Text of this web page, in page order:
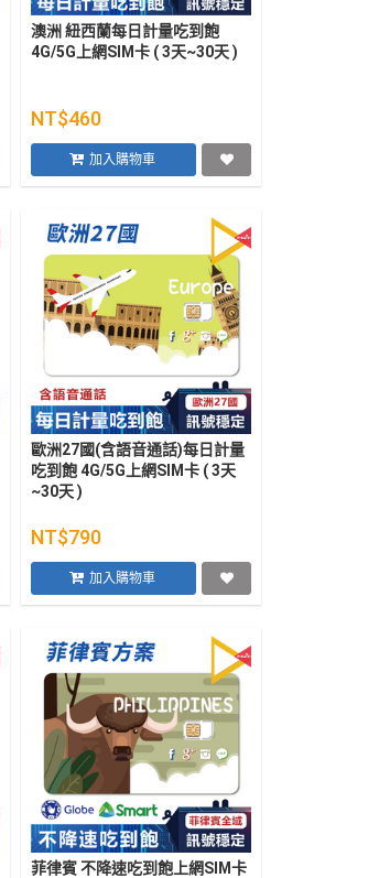
澳洲 紐西蘭每日計量吃到飽
4G/5G上網SIM卡 ( 3天~30天 )
NT$460
加入購物車
歐洲27國(含語音通話)每日計量
吃到飽 4G/5G上網SIM卡 ( 3天
~30天 )
NT$790
加入購物車
菲律賓 不降速吃到飽上網SIM卡